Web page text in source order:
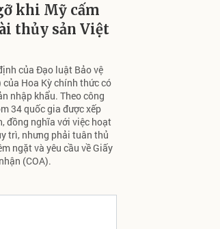
khi Mỹ cấm
thủy sản Việt
của Đạo luật Bảo vệ
Hoa Kỳ chính thức có
nhập khẩu. Theo công
34 quốc gia được xếp
đồng nghĩa với việc hoạt
trì, nhưng phải tuân thủ
ngặt và yêu cầu về Giấy
(COA).